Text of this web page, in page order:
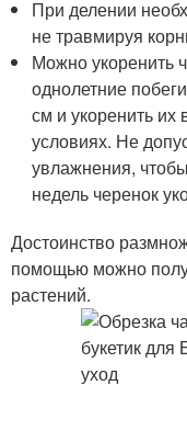
При делении
не травмируя
Можно укоренить
однолетние
см и укоренить их
условиях. Не
увлажнения,
недель черенок
Достоинство
помощью можно
растений.